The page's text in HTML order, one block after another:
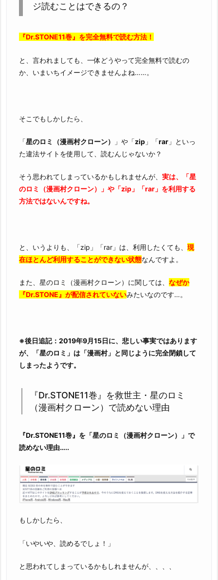
ジ読むことはできるの？
『Dr.STONE11巻』を完全無料で読む方法！
と、言われましても、一体どうやって完全無料で読むの
か、いまいちイメージできませんよね……。
そこでもしかしたら、
「星のロミ（漫画村クローン） 」や「zip 」「rar 」といっ
た違法サイトを使用して、読むんじゃないか？
そう思われてしまっているかもしれませんが、 実は、「星
のロミ（漫画村クローン）」や「zip」「rar」を利用する
方法ではないんですね。
と、いうよりも、「zip」「rar」は、利用したくても、 現
在ほとんど利用することができない状態なんですよ。
また、星のロミ（漫画村クローン）に関しては、 なぜか
『Dr.STONE』が配信されていないみたいなのです…。
※後日追記：2019年9月15日に、悲しい事実ではあります
が、「星のロミ」は「漫画村」と同じように完全閉鎖して
しまったようです。
『Dr.STONE11巻』を救世主・星のロミ
（漫画村クローン）で読めない理由
『Dr.STONE11巻』を「星のロミ（漫画村クローン）」で
読めない理由…..
もしかしたら、
「いやいや、読めるでしょ！」
と思われてしまっているかもしれませんが、、、、